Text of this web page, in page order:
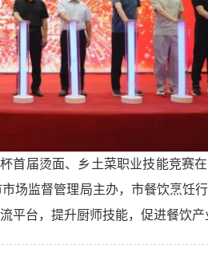
首届烫面、乡土菜职业技能竞赛
场监督管理局主办，市餐饮烹饪
平台，提升厨师技能，促进餐饮产